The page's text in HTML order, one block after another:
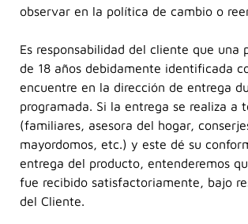
observar en la política de cambio o
Es responsabilidad del cliente que una
de 18 años debidamente identificada
encuentre en la dirección de entrega
programada. Si la entrega se realiza a
(familiares, asesora del hogar,
mayordomos, etc.) y este dé su
entrega del producto, entenderemos
fue recibido satisfactoriamente, bajo
del Cliente.